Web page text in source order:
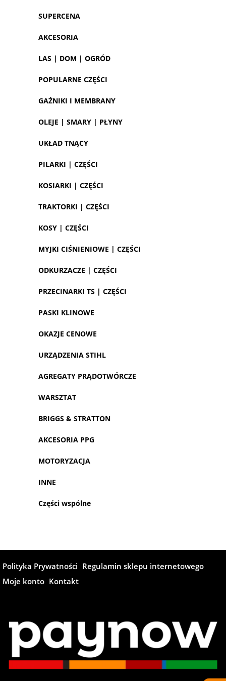
SUPERCENA
AKCESORIA
LAS | DOM | OGRÓD
POPULARNE CZĘŚCI
GAŹNIKI I MEMBRANY
OLEJE | SMARY | PŁYNY
UKŁAD TNĄCY
PILARKI | CZĘŚCI
KOSIARKI | CZĘŚCI
TRAKTORKI | CZĘŚCI
KOSY | CZĘŚCI
MYJKI CIŚNIENIOWE | CZĘŚCI
ODKURZACZE | CZĘŚCI
PRZECINARKI TS | CZĘŚCI
PASKI KLINOWE
OKAZJE CENOWE
URZĄDZENIA STIHL
AGREGATY PRĄDOTWÓRCZE
WARSZTAT
BRIGGS & STRATTON
AKCESORIA PPG
MOTORYZACJA
INNE
Części wspólne
Polityka Prywatności Regulamin sklepu internetowego
Moje konto Kontakt